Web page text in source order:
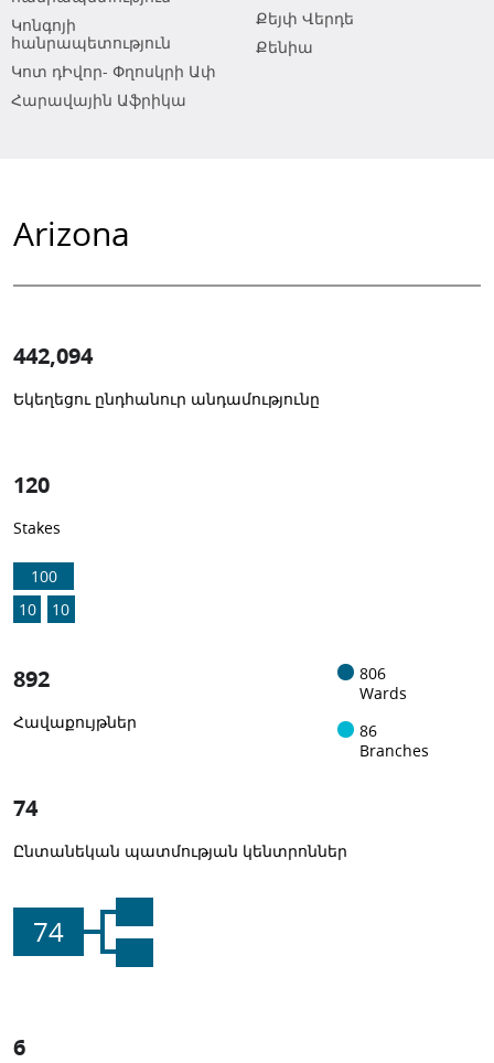
Կոնգոյի
հանրապետություն
Կոտ դԻվոր- Փղոսկրի Ափ
Հարավային Աֆրիկա
Քեյփ Վերդե
Քենիա
Arizona
442,094
Եկեղեցու ընդհանուր անդամությունը
1 -in-
120
Stakes
100
10
10
892
Հավաքույթներ
806
Wards
86
Branches
74
Ընտանեկան պատմության կենտրոններ
74
6